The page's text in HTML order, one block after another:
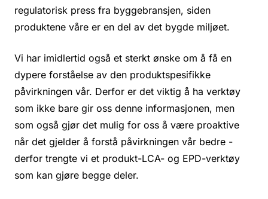
regulatorisk press fra byggebransjen, siden
produktene våre er en del av det bygde miljøet.
Vi har imidlertid også et sterkt ønske om å få en
dypere forståelse av den produktspesifikke
påvirkningen vår. Derfor er det viktig å ha verktøy
som ikke bare gir oss denne informasjonen, men
som også gjør det mulig for oss å være proaktive
når det gjelder å forstå påvirkningen vår bedre -
derfor trengte vi et produkt-LCA- og EPD-verktøy
som kan gjøre begge deler.